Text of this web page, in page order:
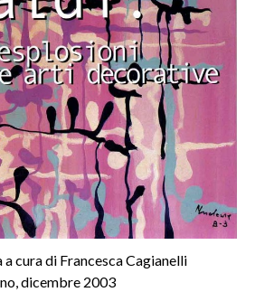
cura di Francesca Cagianelli
dicembre 2003